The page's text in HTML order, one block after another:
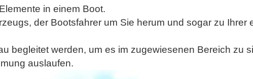
in einem Boot.
der Bootsfahrer um Sie herum und sogar zu Ihrer
begleitet werden, um es im zugewiesenen Bereich zu
auslaufen.